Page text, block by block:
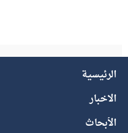
الرئيسية
الاخبار
الأبحاث